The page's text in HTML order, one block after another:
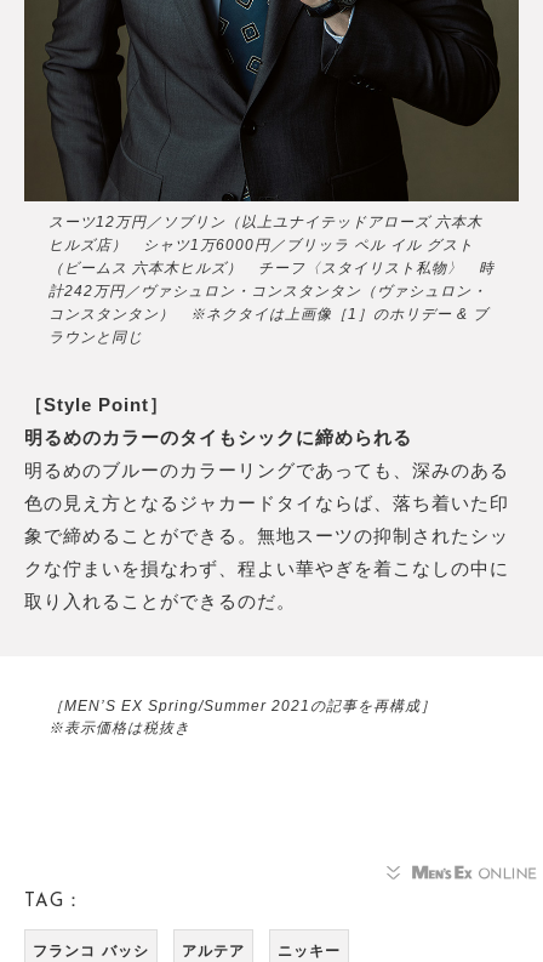
スーツ12万円／ソブリン（以上ユナイテッドアローズ 六本木
ヒルズ店） シャツ1万6000円／ブリッラ ペル イル グスト
（ビームス 六本木ヒルズ） チーフ〈スタイリスト私物〉 時
計242万円／ヴァシュロン・コンスタンタン（ヴァシュロン・
コンスタンタン） ※ネクタイは上画像［1］のホリデー & ブ
ラウンと同じ
［Style Point］
明るめのカラーのタイもシックに締められる
明るめのブルーのカラーリングであっても、深みのある
色の見え方となるジャカードタイならば、落ち着いた印
象で締めることができる。無地スーツの抑制されたシッ
クな佇まいを損なわず、程よい華やぎを着こなしの中に
取り入れることができるのだ。
［MEN’S EX Spring/Summer 2021の記事を再構成］
※表示価格は税抜き
TAG：
フランコ バッシ アルテア ニッキー